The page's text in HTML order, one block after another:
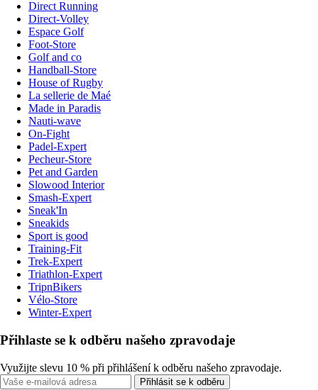
Direct Running
Direct-Volley
Espace Golf
Foot-Store
Golf and co
Handball-Store
House of Rugby
La sellerie de Maé
Made in Paradis
Nauti-wave
On-Fight
Padel-Expert
Pecheur-Store
Pet and Garden
Slowood Interior
Smash-Expert
Sneak'In
Sneakids
Sport is good
Training-Fit
Trek-Expert
Triathlon-Expert
TripnBikers
Vélo-Store
Winter-Expert
Přihlaste se k odběru našeho zpravodaje
Využijte slevu 10 % při přihlášení k odběru našeho zpravodaje.
Přihlásit se k odběru